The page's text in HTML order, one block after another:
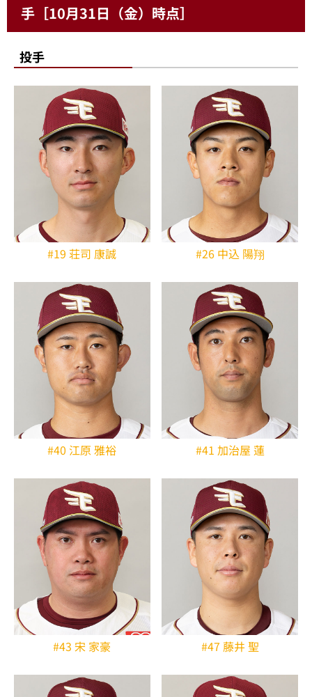
手［10月31日（金）時点］
投手
#19 荘司 康誠 #26 中込 陽翔
#40 江原 雅裕 #41 加治屋 蓮
#43 宋 家豪 #47 藤井 聖